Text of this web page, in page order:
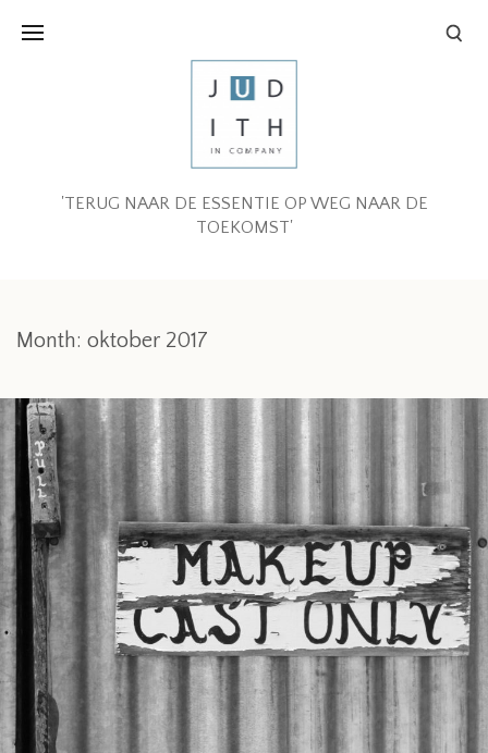
'TERUG NAAR DE ESSENTIE OP WEG NAAR DE
TOEKOMST'
Month: oktober 2017